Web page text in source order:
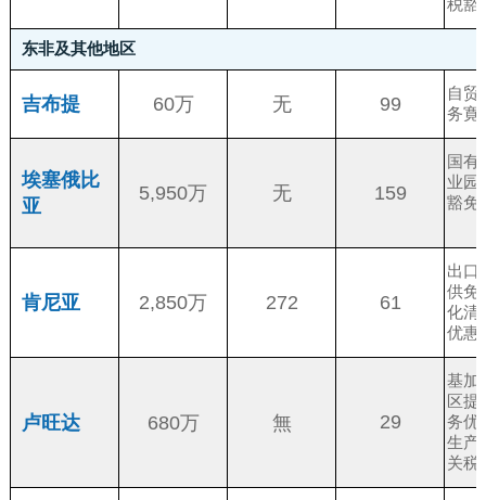
税豁
东非及其他地区
吉布提 60万 无 99
自贸
务寛
埃塞俄比
亚
5,950万 无 159
国有
业园
豁免
肯尼亚 2,850万 272 61
出口
供免
化清
优惠
卢旺达 680万 無 29
基加
区提
务优
生产
关税